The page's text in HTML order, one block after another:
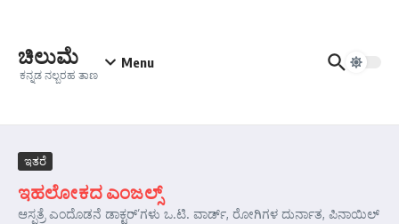
ಚಿಲುಮೆ
ಕನ್ನಡ ನಲ್ಬರಹ ತಾಣ
Menu
ಇತರೆ
ಇಹಲೋಕದ ಎಂಜಲ್ಸ್
ಆಸ್ಪತ್ರೆ ಎಂದೊಡನೆ ಡಾಕ್ಟರ್’ಗಳು ಒ.ಟಿ. ವಾರ್ಡ್, ರೋಗಿಗಳ ದುರ್ನಾತ, ಪಿನಾಯಿಲ್